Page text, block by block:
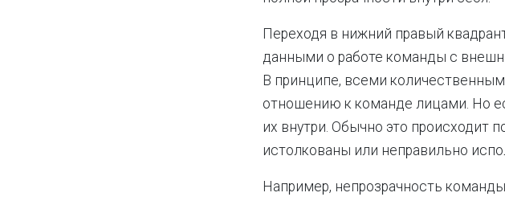
Переходя в нижний правый
данными о работе команды с
В принципе, всеми
отношению к команде лицами. Но
их внутри. Обычно это происходит
истолкованы или неправильно
Например, непрозрачность